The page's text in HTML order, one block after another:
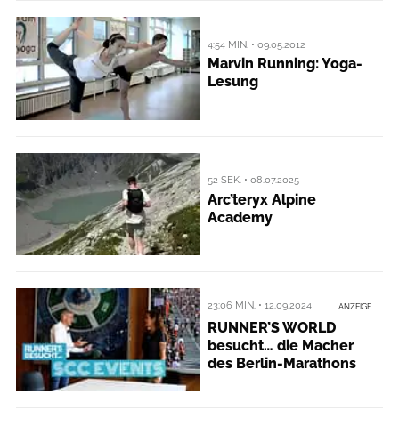
4:54 MIN. • 09.05.2012
Marvin Running: Yoga-
Lesung
52 SEK. • 08.07.2025
Arc’teryx Alpine
Academy
23:06 MIN. • 12.09.2024 ANZEIGE
RUNNER’S WORLD
besucht… die Macher
des Berlin-Marathons